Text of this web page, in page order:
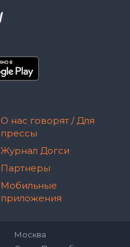
О нас говорят / Для
прессы
Журнал Догси
Партнеры
Мобильные
приложения
Москва